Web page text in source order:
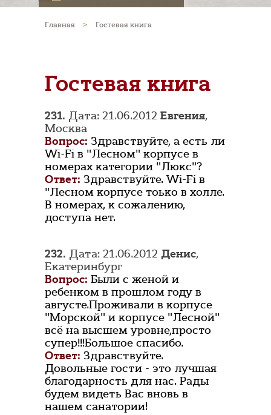
Главная > Гостевая книга
Гостевая книга
231. Дата: 21.06.2012 Евгения,
Москва
Вопрос: Здравствуйте, а есть ли
Wi-Fi в "Лесном" корпусе в
номерах категории "Люкс"?
Ответ: Здравствуйте. Wi-Fi в
"Лесном корпусе тоько в холле.
В номерах, к сожалению,
доступа нет.
232. Дата: 21.06.2012 Денис,
Екатеринбург
Вопрос: Были с женой и
ребенком в прошлом году в
августе.Проживали в корпусе
"Морской" и корпусе "Лесной"
всё на высшем уровне,просто
супер!!!Большое спасибо.
Ответ: Здравствуйте.
Довольные гости - это лучшая
благодарность для нас. Рады
будем видеть Вас вновь в
нашем санатории!